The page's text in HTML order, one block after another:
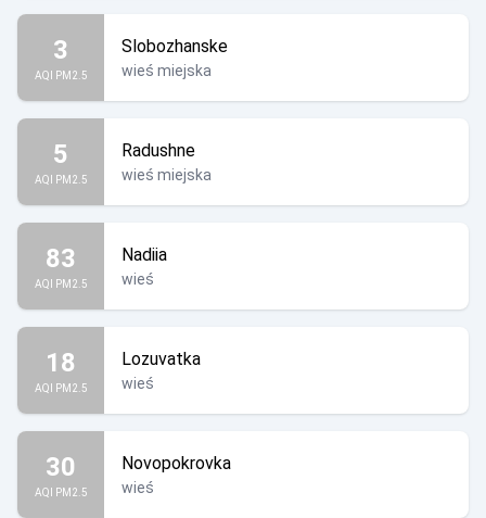
3
AQI PM2.5
Slobozhanske
wieś miejska
5
AQI PM2.5
Radushne
wieś miejska
83
AQI PM2.5
Nadiia
wieś
18
AQI PM2.5
Lozuvatka
wieś
30
AQI PM2.5
Novopokrovka
wieś